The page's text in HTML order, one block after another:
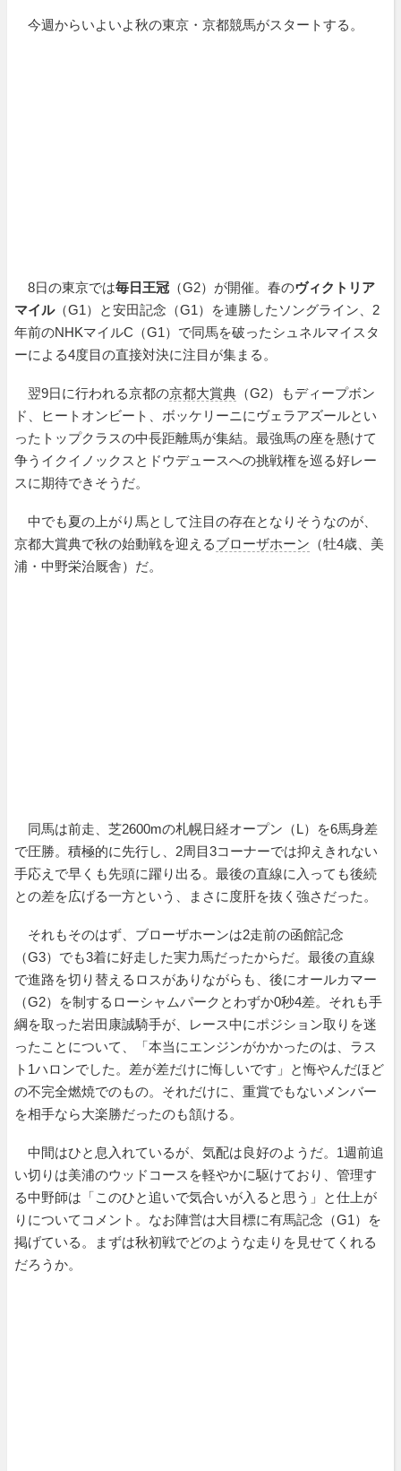
今週からいよいよ秋の東京・京都競馬がスタートする。
8日の東京では毎日王冠 （G2）が開催。春のヴィクトリア
マイル（G1）と安田記念（G1）を連勝したソングライン、2
年前のNHKマイルC（G1）で同馬を破ったシュネルマイスタ
ーによる4度目の直接対決に注目が集まる。
翌9日に行われる京都の京都大賞典 （G2）もディープボン
ド、ヒートオンビート、ボッケリーニにヴェラアズールとい
ったトップクラスの中長距離馬が集結。最強馬の座を懸けて
争うイクイノックスとドウデュースへの挑戦権を巡る好レー
スに期待できそうだ。
中でも夏の上がり馬として注目の存在となりそうなのが、
京都大賞典で秋の始動戦を迎えるブローザホーン （牡4歳、美
浦・中野栄治厩舎）だ。
同馬は前走、芝2600mの札幌日経オープン（L）を6馬身差
で圧勝。積極的に先行し、2周目3コーナーでは抑えきれない
手応えで早くも先頭に躍り出る。最後の直線に入っても後続
との差を広げる一方という、まさに度肝を抜く強さだった。
それもそのはず、ブローザホーンは2走前の函館記念
（G3）でも3着に好走した実力馬だったからだ。最後の直線
で進路を切り替えるロスがありながらも、後にオールカマー
（G2）を制するローシャムパークとわずか0秒4差。それも手
綱を取った岩田康誠騎手が、レース中にポジション取りを迷
ったことについて、「本当にエンジンがかかったのは、ラス
ト1ハロンでした。差が差だけに悔しいです」と悔やんだほど
の不完全燃焼でのもの。それだけに、重賞でもないメンバー
を相手なら大楽勝だったのも頷ける。
中間はひと息入れているが、気配は良好のようだ。1週前追
い切りは美浦のウッドコースを軽やかに駆けており、管理す
る中野師は「このひと追いで気合いが入ると思う」と仕上が
りについてコメント。なお陣営は大目標に有馬記念（G1）を
掲げている。まずは秋初戦でどのような走りを見せてくれる
だろうか。